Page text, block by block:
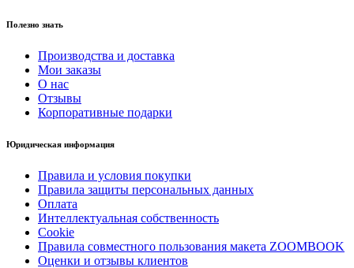
Полезно знать
Производства и доставка
Мои заказы
О нас
Oтзывы
Корпоративные подарки
Юридическая информация
Правила и условия покупки
Правила защиты персональных данных
Оплата
Интеллектуальная собственность
Cookie
Правила совместного пользования макета ZOOMBOOK
Оценки и отзывы клиентов